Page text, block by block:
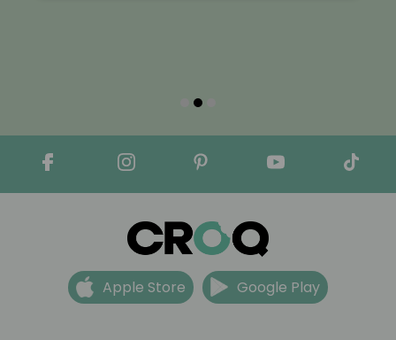
Apple Store Google Play